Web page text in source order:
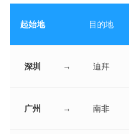
起始地 目的地
深圳 → 迪拜
广州 → 南非